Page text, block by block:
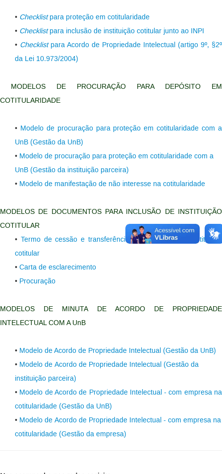
• Checklistpara proteção em cotitularidade
• Checklistpara inclusão de instituição cotitular junto ao INPI
• Checklistpara Acordo de Propriedade Intelectual (artigo 9º, §2º
da Lei 10.973/2004)
MODELOS DE PROCURAÇÃO PARA DEPÓSITO EM
COTITULARIDADE
• Modelo de procuração para proteção em cotitularidade com a
UnB (Gestão da UnB)
• Modelo de procuração para proteção em cotitularidade com a
UnB (Gestão da instituição parceira)
• Modelo de manifestação de não interesse na cotitularidade
MODELOS DE DOCUMENTOS PARA INCLUSÃO DE INSTITUIÇÃO
COTITULAR
• Termo de cessão e transferência para inclusão de instituição
cotitular
• Carta de esclarecimento
• Procuração
MODELOS DE MINUTA DE ACORDO DE PROPRIEDADE
INTELECTUAL COM A UnB
• Modelo de Acordo de Propriedade Intelectual (Gestão da UnB)
• Modelo de Acordo de Propriedade Intelectual (Gestão da
instituição parceira)
• Modelo de Acordo de Propriedade Intelectual - com empresa na
cotitularidade (Gestão da UnB)
• Modelo de Acordo de Propriedade Intelectual - com empresa na
cotitularidade (Gestão da empresa)